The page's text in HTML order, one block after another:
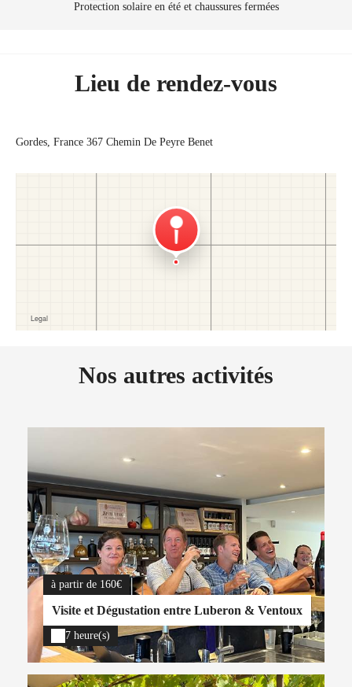
Protection solaire en été et chaussures fermées
Lieu de rendez-vous
Gordes, France 367 Chemin De Peyre Benet
Nos autres activités
à partir de 160€
Visite et Dégustation entre Luberon & Ventoux
7 heure(s)